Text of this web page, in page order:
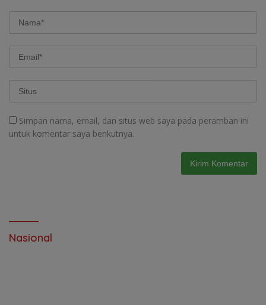
Simpan nama, email, dan situs web saya pada peramban ini
untuk komentar saya berikutnya.
Nasional